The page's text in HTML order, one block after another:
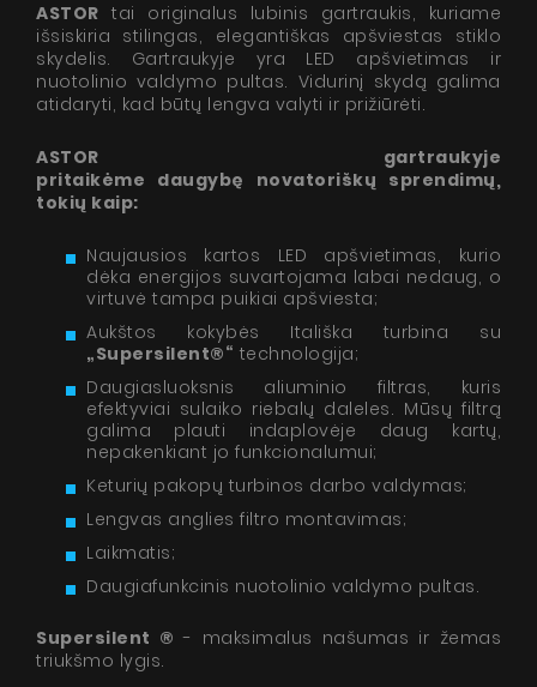
ASTOR tai originalus lubinis gartraukis, kuriame
išsiskiria stilingas, elegantiškas apšviestas stiklo
skydelis. Gartraukyje yra LED apšvietimas ir
nuotolinio valdymo pultas. Vidurinį skydą galima
atidaryti, kad būtų lengva valyti ir prižiūrėti.
ASTOR gartraukyje
pritaikėme daugybę novatoriškų sprendimų,
tokių kaip:
Naujausios kartos LED apšvietimas, kurio
dėka energijos suvartojama labai nedaug, o
virtuvė tampa puikiai apšviesta;
Aukštos kokybės Itališka turbina su
„Supersilent®“ technologija;
Daugiasluoksnis aliuminio filtras, kuris
efektyviai sulaiko riebalų daleles. Mūsų filtrą
galima plauti indaplovėje daug kartų,
nepakenkiant jo funkcionalumui;
Keturių pakopų turbinos darbo valdymas;
Lengvas anglies filtro montavimas;
Laikmatis;
Daugiafunkcinis nuotolinio valdymo pultas.
Supersilent ® - maksimalus našumas ir žemas
triukšmo lygis.